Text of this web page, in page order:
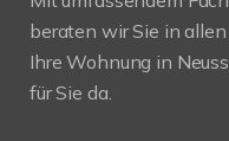
beraten wir Sie in allen
Ihre Wohnung in
für Sie da.